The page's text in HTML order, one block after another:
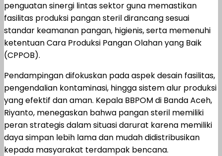
penguatan sinergi lintas sektor guna memastikan
fasilitas produksi pangan steril dirancang sesuai
standar keamanan pangan, higienis, serta memenuhi
ketentuan Cara Produksi Pangan Olahan yang Baik
(CPPOB).
Pendampingan difokuskan pada aspek desain fasilitas,
pengendalian kontaminasi, hingga sistem alur produksi
yang efektif dan aman. Kepala BBPOM di Banda Aceh,
Riyanto, menegaskan bahwa pangan steril memiliki
peran strategis dalam situasi darurat karena memiliki
daya simpan lebih lama dan mudah didistribusikan
kepada masyarakat terdampak bencana.